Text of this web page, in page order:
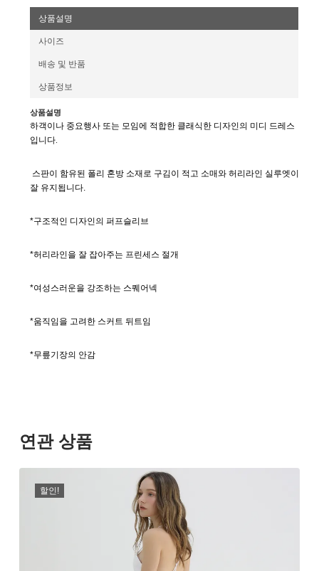
상품설명
사이즈
배송 및 반품
상품정보
상품설명
하객이나 중요행사 또는 모임에 적합한 클래식한 디자인의 미디 드레스
입니다.
스판이 함유된 폴리 혼방 소재로 구김이 적고 소매와 허리라인 실루엣이
잘 유지됩니다.
*구조적인 디자인의 퍼프슬리브
*허리라인을 잘 잡아주는 프린세스 절개
*여성스러운을 강조하는 스퀘어넥
*움직임을 고려한 스커트 뒤트임
*무릎기장의 안감
연관 상품
할인!